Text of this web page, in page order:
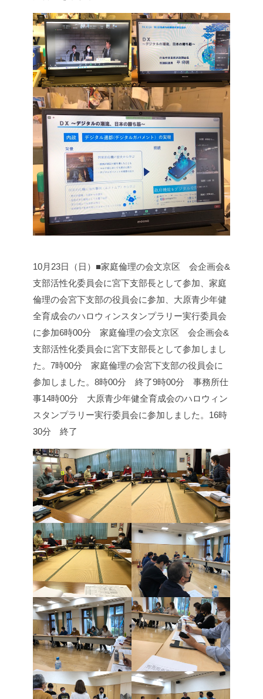
10月23日（日）■家庭倫理の会文京区 会企画会&
支部活性化委員会に宮下支部長として参加、家庭
倫理の会宮下支部の役員会に参加、大原青少年健
全育成会のハロウィンスタンプラリー実行委員会
に参加6時00分 家庭倫理の会文京区 会企画会&
支部活性化委員会に宮下支部長として参加しまし
た。 7時00分 家庭倫理の会宮下支部の役員会に
参加しました。 8時00分 終了9時00分 事務所仕
事14時00分 大原青少年健全育成会のハロウィン
スタンプラリー実行委員会に参加しました。 16時
30分 終了